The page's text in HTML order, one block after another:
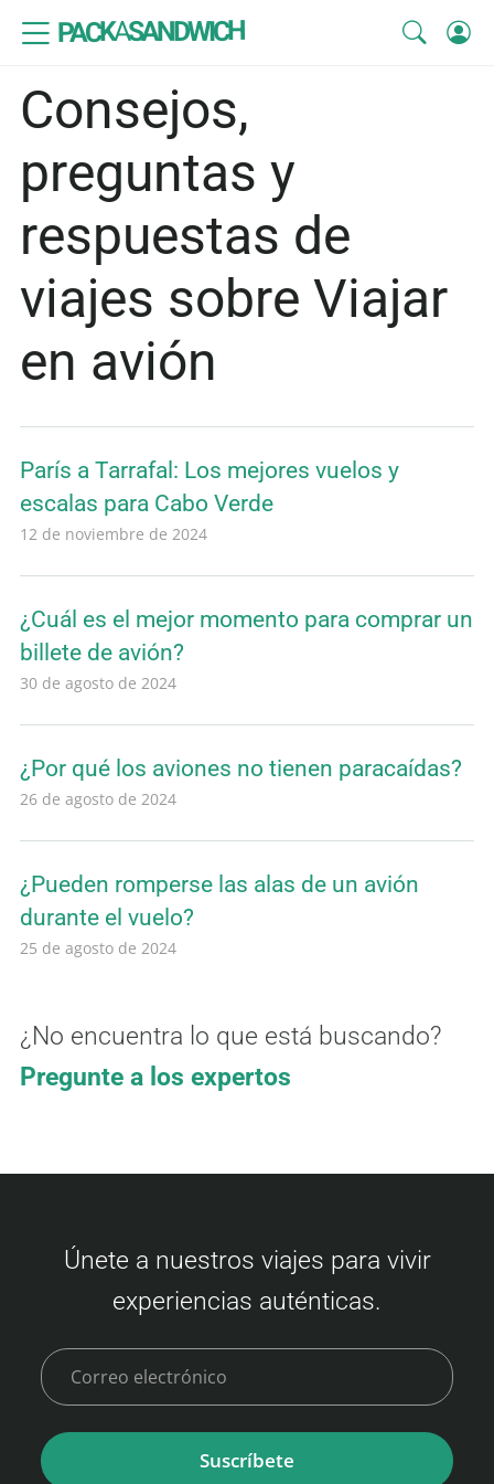
PACKASANDWICH
Consejos,
preguntas y
respuestas de
viajes sobre Viajar
en avión
París a Tarrafal: Los mejores vuelos y
escalas para Cabo Verde
12 de noviembre de 2024
¿Cuál es el mejor momento para comprar un
billete de avión?
30 de agosto de 2024
¿Por qué los aviones no tienen paracaídas?
26 de agosto de 2024
¿Pueden romperse las alas de un avión
durante el vuelo?
25 de agosto de 2024
¿No encuentra lo que está buscando?
Pregunte a los expertos
Únete a nuestros viajes para vivir
experiencias auténticas.
Suscríbete